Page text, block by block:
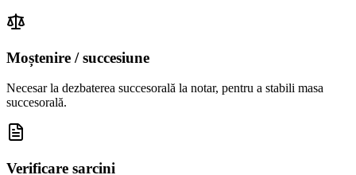
Moștenire / succesiune
Necesar la dezbaterea succesorală la notar, pentru a stabili masa
succesorală.
Verificare sarcini